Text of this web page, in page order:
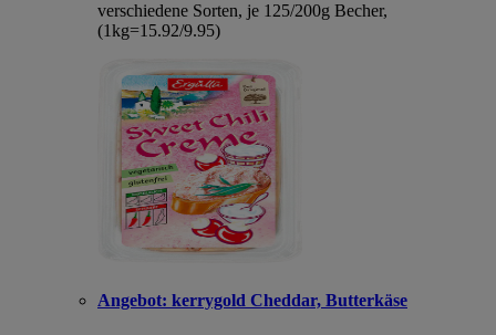
verschiedene Sorten, je 125/200g Becher,
(1kg=15.92/9.95)
Angebot: kerrygold Cheddar, Butterkäse